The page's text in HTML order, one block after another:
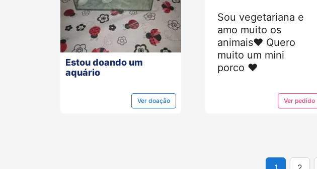
Estou doando um
aquário
Ver doação
Sou vegetariana e
amo muito os
animais❤ Quero
muito um mini
porco ❤
Ver pedido